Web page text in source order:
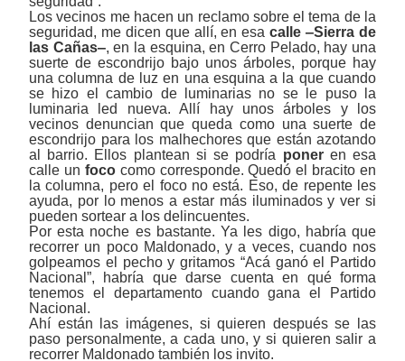
Los vecinos me hacen un reclamo sobre el tema de la
seguridad, me dicen que allí, en esacalle‒Sierra de
las Cañas‒, en la esquina, en Cerro Pelado, hay una
suerte de escondrijo bajo unos árboles, porque hay
una columna de luz en una esquina a la que cuando
se hizo el cambio de luminarias no se le puso la
luminaria led nueva. Allí hay unos árboles y los
vecinos denuncian que queda como una suerte de
escondrijo para los malhechores que están azotando
al barrio. Ellos plantean si se podría poneren esa
calle un fococomo corresponde. Quedó el bracito en
la columna, pero el foco no está. Eso, de repente les
ayuda, por lo menos a estar más iluminados y ver si
pueden sortear a los delincuentes.
Por esta noche es bastante. Ya les digo, habría que
recorrer un poco Maldonado, y a veces, cuando nos
golpeamos el pecho y gritamos “Acá ganó el Partido
Nacional”, habría que darse cuenta en qué forma
tenemos el departamento cuando gana el Partido
Nacional.
Ahí están las imágenes, si quieren después se las
paso personalmente, a cada uno, y si quieren salir a
recorrer Maldonado también los invito.